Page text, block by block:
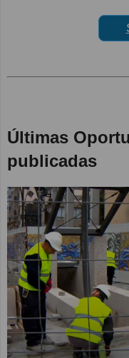
Últimas
publicadas